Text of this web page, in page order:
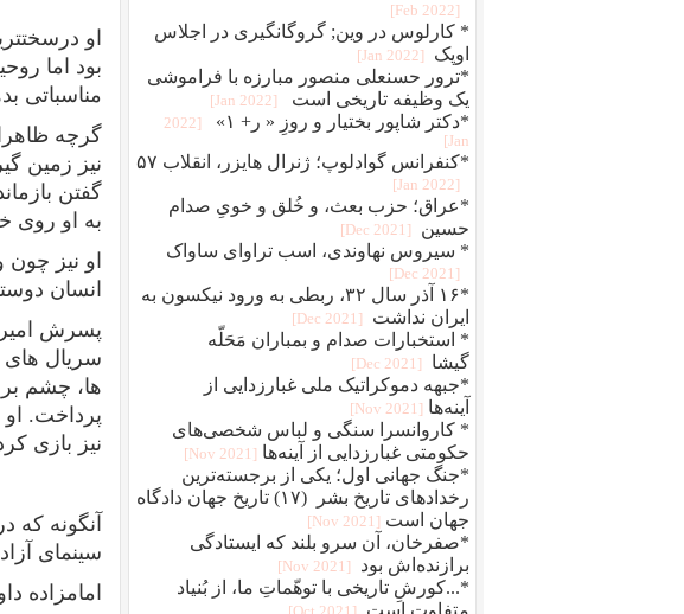
او
بود اما
مناسباتی
گرچه
نیز زمین
گفتن
به او روی
او نیز چون
انسان
پسرش امیر
سریال
ها، چشم
پرداخت.
نیز بازی
آنگونه که
سینمای
امامزاده
[2022 Feb]
* کارلوس در وین; گروگانگیری در اجلاس
اوپک
[2022 Jan]
*ترور حسنعلی منصور مبارزه با فراموشی
یک وظیفه تاریخی است
[2022 Jan]
*دکتر شاپور بختیار و روزِ « ر+ ۱»
[2022
Jan]
*کنفرانس گوادلوپ؛ ژنرال هایزر، انقلاب ۵۷
[2022 Jan]
*عراق؛ حزب بعث، و خُلق‌ و‌ خویِ صدام
حسین
[2021 Dec]
* سیروس نهاوندی، اسب تراوای ساواک
[2021 Dec]
*۱۶ آذر سال ۳۲، ربطی به ورود نیکسون به
ایران نداشت
[2021 Dec]
* استخبارات صدام و بمباران مَحَلّه
گیشا
[2021 Dec]
*جبهه دموکراتیک ملی غبارزدایی از
آینه‌ها [2021 Nov]
* کاروانسرا سنگی و لباس شخصی‌های
حکومتی غبارزدایی از آینه‌ها [2021 Nov]
*جنگ جهانی اول؛ یکی از برجسته‌ترین
رخدادهای تاریخ بشر (۱۷) تاریخ جهان دادگاه
جهان است [2021 Nov]
*صفرخان، آن سرو بلند که ایستادگی
برازنده‌اش بود
[2021 Nov]
*...کورشِ تاریخی با توهّماتِ ما، از بُنیاد
متفاوت است